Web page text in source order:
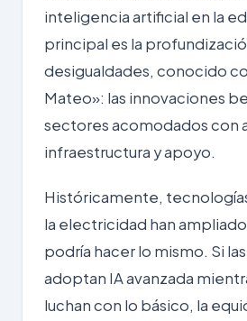
inteligencia artificial en la
principal es la
desigualdades, conocido
Mateo»: las innovaciones
sectores acomodados con
infraestructura y apoyo.
Históricamente,
la electricidad han
podría hacer lo mismo. Si
adoptan IA avanzada
luchan con lo básico, la